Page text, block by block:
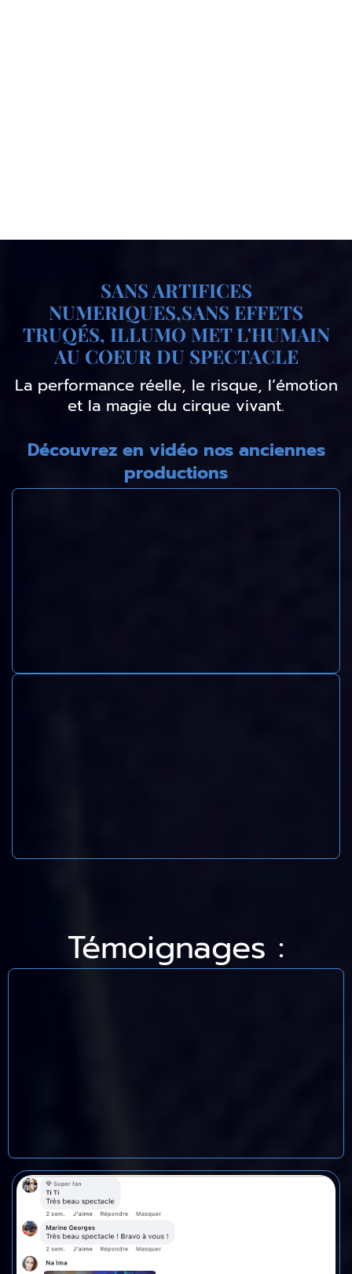
SANS ARTIFICES
NUMERIQUES,SANS EFFETS
TRUQÉS, ILLUMO MET L'HUMAIN
AU COEUR DU SPECTACLE
La performance réelle, le risque, l’émotion
et la magie du cirque vivant.
Découvrez en vidéo nos anciennes
productions
Témoignages :